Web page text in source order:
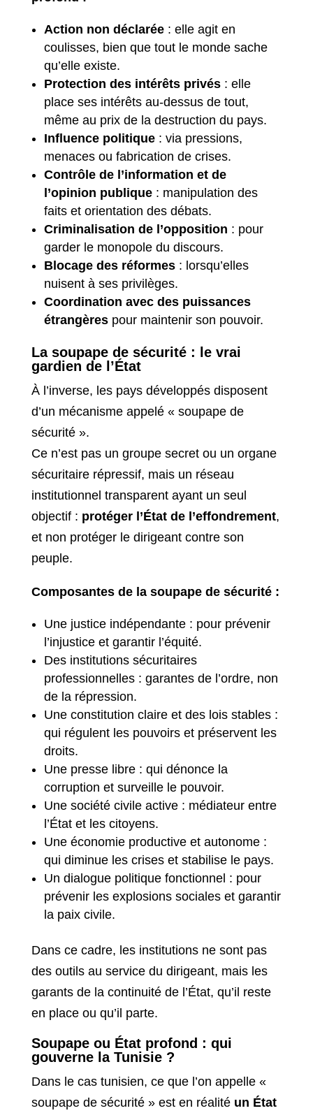
Action non déclarée: elle agit en
coulisses, bien que tout le monde sache
qu’elle existe.
Protection des intérêts privés: elle
place ses intérêts au-dessus de tout,
même au prix de la destruction du pays.
Influence politique: via pressions,
menaces ou fabrication de crises.
Contrôle de l’information et de
l’opinion publique: manipulation des
faits et orientation des débats.
Criminalisation de l’opposition : pour
garder le monopole du discours.
Blocage des réformes: lorsqu’elles
nuisent à ses privilèges.
Coordination avec des puissances
étrangèrespour maintenir son pouvoir.
La soupape de sécurité : le vrai
gardien de l’État
À l’inverse, les pays développés disposent
d’un mécanisme appelé « soupape de
sécurité ».
Ce n’est pas un groupe secret ou un organe
sécuritaire répressif, mais un réseau
institutionnel transparent ayant un seul
objectif : protéger l’État de l’effondrement,
et non protéger le dirigeant contre son
peuple.
Composantes de la soupape de sécurité :
Une justice indépendante : pour prévenir
l’injustice et garantir l’équité.
Des institutions sécuritaires
professionnelles : garantes de l’ordre, non
de la répression.
Une constitution claire et des lois stables :
qui régulent les pouvoirs et préservent les
droits.
Une presse libre : qui dénonce la
corruption et surveille le pouvoir.
Une société civile active : médiateur entre
l’État et les citoyens.
Une économie productive et autonome :
qui diminue les crises et stabilise le pays.
Un dialogue politique fonctionnel : pour
prévenir les explosions sociales et garantir
la paix civile.
Dans ce cadre, les institutions ne sont pas
des outils au service du dirigeant, mais les
garants de la continuité de l’État, qu’il reste
en place ou qu’il parte.
Soupape ou État profond : qui
gouverne la Tunisie ?
Dans le cas tunisien, ce que l’on appelle «
soupape de sécurité » est en réalité un État